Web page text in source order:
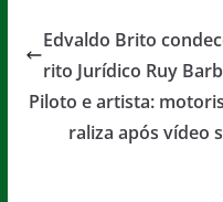
e
b
o
o
er l
Edvaldo Brito
rito Jurídico Ruy
Piloto e artista:
raliza após vídeo